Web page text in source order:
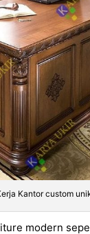
Kantor custom
modern